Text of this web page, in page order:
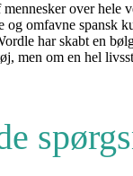
over hele
og omfavne spansk
har skabt en
men om en hel